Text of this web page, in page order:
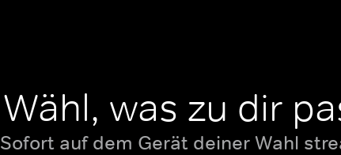
Wähl, was zu dir
Sofort auf dem Gerät deiner Wahl